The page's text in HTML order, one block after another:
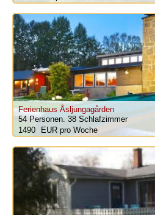
Ferienhaus Åsljungagården
54 Personen. 38 Schlafzimmer
1490
pro Woche